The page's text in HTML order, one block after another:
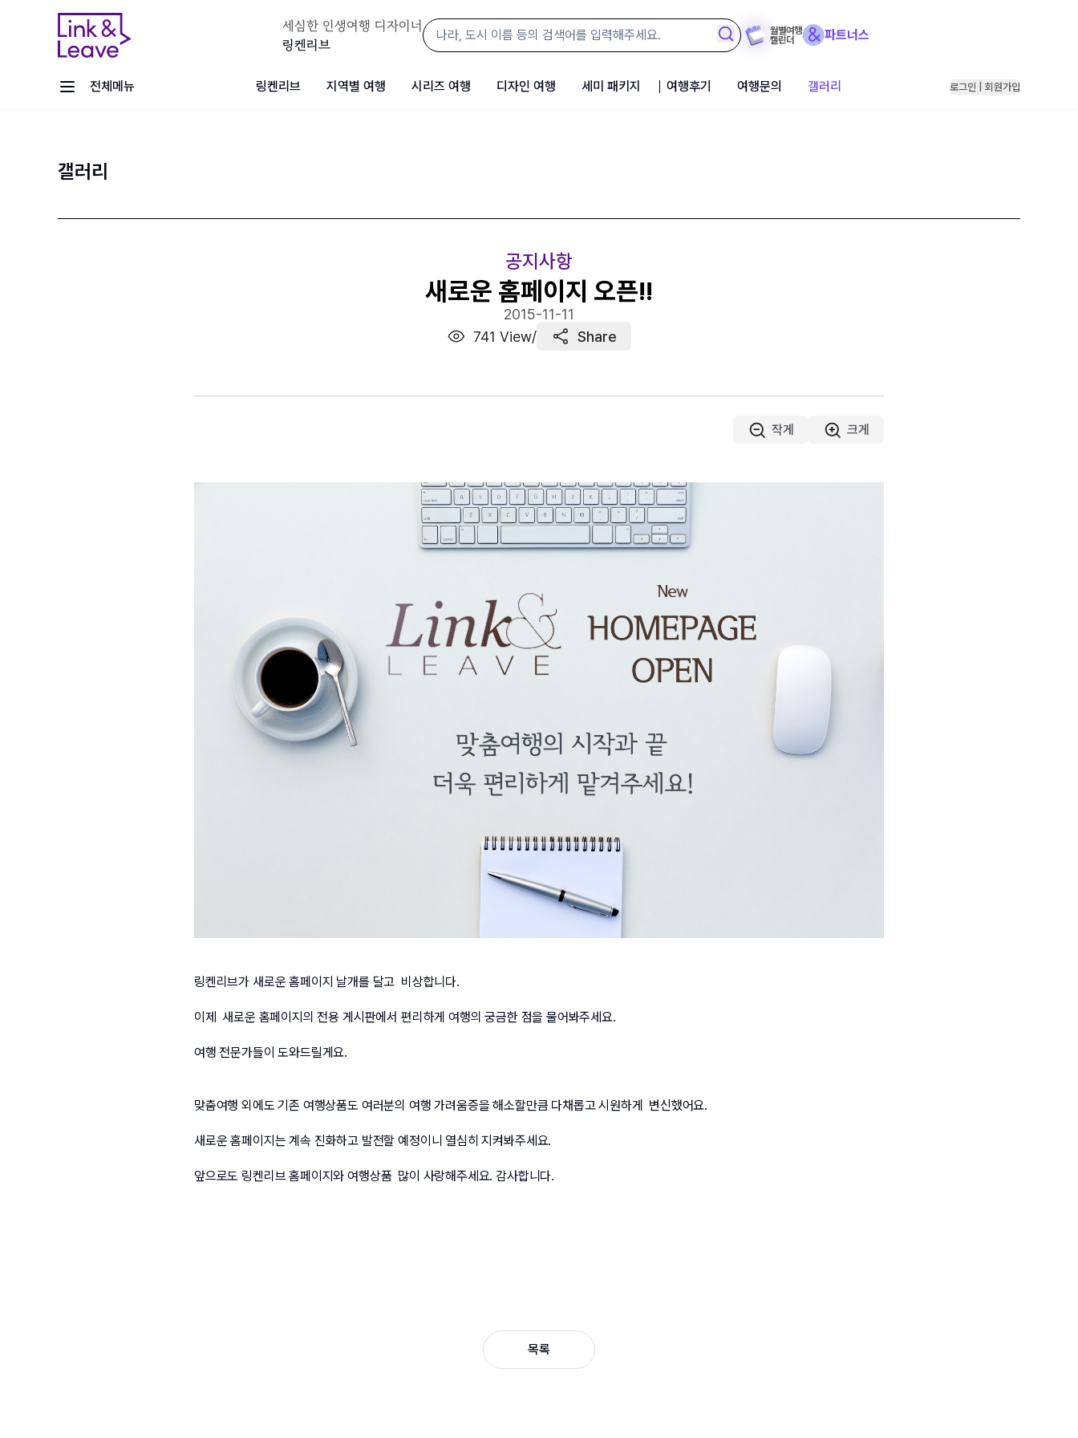
세심한 인생여행 디자이너
링켄리브
월별여행
캘린더
파트너스
전체메뉴 링켄리브 지역별 여행 시리즈 여행 디자인 여행 세미 패키지 여행후기 여행문의 갤러리 로그인 | 회원가입
갤러리
공지사항
새로운 홈페이지 오픈!!
2015-11-11
741 View/ Share
작게 크게
링켄리브가 새로운 홈페이지 날개를 달고  비상합니다.
이제  새로운 홈페이지의 전용 게시판에서 편리하게 여행의 궁금한 점을 물어봐주세요.
여행 전문가들이 도와드릴게요.
맞춤여행 외 에도 기존 여행상품도 여러분의 여행 가려움증을 해소할만큼 다채롭고 시원하게  변신했어요.
새로운 홈페이지는 계속 진화하고 발전할 예정이니 열심히 지켜봐주세요.
앞으로도 링켄리브 홈페이지와 여행상품  많이 사랑해주세요. 감사합니다.
목록